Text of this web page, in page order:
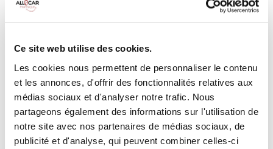
Ce site web utilise des cookies.
Les cookies nous permettent de personnaliser le contenu
et les annonces, d'offrir des fonctionnalités relatives aux
médias sociaux et d'analyser notre trafic. Nous
partageons également des informations sur l'utilisation de
notre site avec nos partenaires de médias sociaux, de
publicité et d'analyse, qui peuvent combiner celles-ci
Diesel
INCLUS À LA LOCATION
Killométrage illimité
Assurance tous risques (hors franchise)